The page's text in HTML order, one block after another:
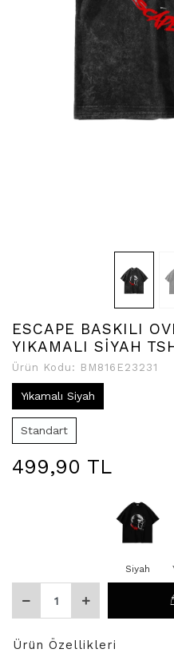
ESCAPE BASKILI
YIKAMALI SİYAH
Ürün Kodu: BM816E23231
Yıkamalı Siyah
Standart
499,90 TL
Siyah
Ürün Özellikleri